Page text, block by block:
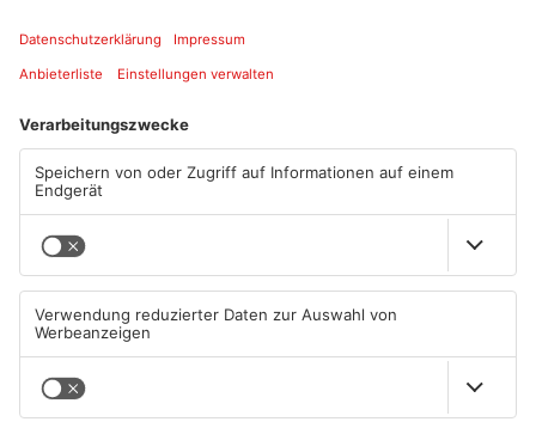
Miltenberg: Alkoholisierter
Rentner überschlägt sich bei
Autounfall
04.08.2026, 13:30 UHR IN KREIS
MILTENBERG
Zustand des Faulbacher
Gemeindewaldes soll erfasst
werden
04.08.2026, 06:33 UHR IN KREIS